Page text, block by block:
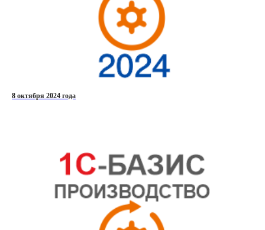
8 октября 2024 года